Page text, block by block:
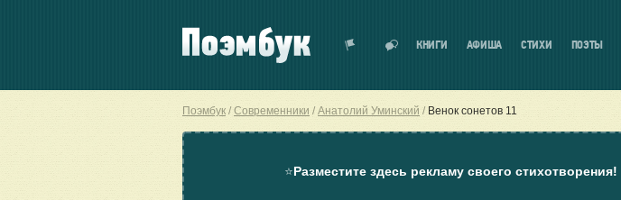
КНИГИ АФИША СТИХИ ПОЭТЫ
Поэмбук Современники Анатолий Уминский Венок сонетов 11
⭐Разместите здесь рекламу своего стихотворения!